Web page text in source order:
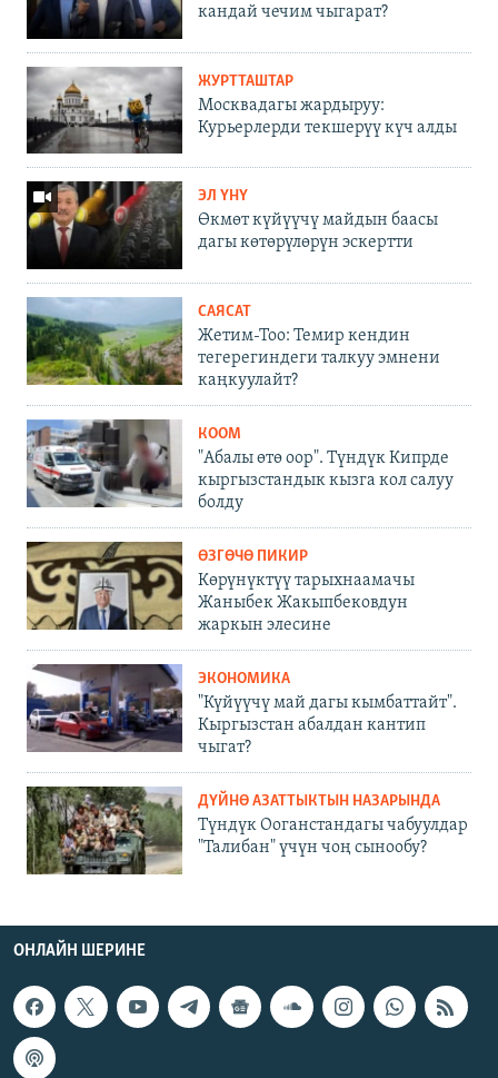
кандай чечим чыгарат?
ЖУРТТАШТАР
Москвадагы жардыруу:
Курьерлерди текшерүү күч алды
ЭЛ ҮНҮ
Өкмөт күйүүчү майдын баасы
дагы көтөрүлөрүн эскертти
САЯСАТ
Жетим-Тоо: Темир кендин
тегерегиндеги талкуу эмнени
каңкуулайт?
КООМ
"Абалы өтө оор". Түндүк Кипрде
кыргызстандык кызга кол салуу
болду
ӨЗГӨЧӨ ПИКИР
Көрүнүктүү тарыхнаамачы
Жаныбек Жакыпбековдун
жаркын элесине
ЭКОНОМИКА
"Күйүүчү май дагы кымбаттайт".
Кыргызстан абалдан кантип
чыгат?
ДҮЙНӨ АЗАТТЫКТЫН НАЗАРЫНДА
Түндүк Ооганстандагы чабуулдар
"Талибан" үчүн чоң сынообу?
ОНЛАЙН ШЕРИНЕ